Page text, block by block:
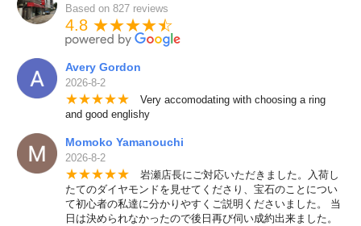
Based on 827 reviews
4.8 ★★★★★
☆
Avery Gordon
2026-8-2
★★★★★ Very accomodating with choosing a ring
and good englishy
Momoko Yamanouchi
2026-8-2
★★★★★ 岩瀬店長にご対応いただきました。入荷し
たてのダイヤモンドを見せてくださり、宝石のことについ
て初心者の私達に分かりやすくご説明くださいました。 当
日は決められなかったので後日再び伺い成約出来ました。